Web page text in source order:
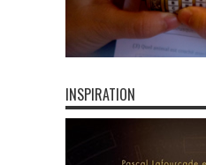
INSPIRATION